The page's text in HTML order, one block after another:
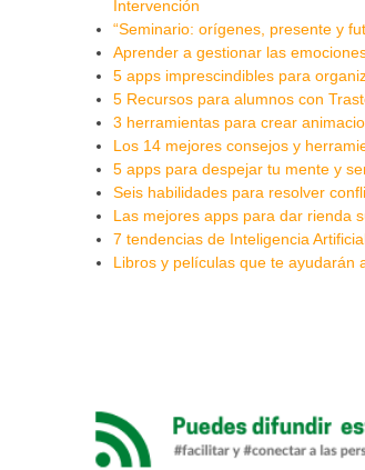
Intervención
“Seminario: orígenes, presente y
Aprender a gestionar las
5 apps imprescindibles para
5 Recursos para alumnos con
3 herramientas para crear
Los 14 mejores consejos y
5 apps para despejar tu mente y
Seis habilidades para resolver
Las mejores apps para dar rienda
7 tendencias de Inteligencia
Libros y películas que te ayudarán